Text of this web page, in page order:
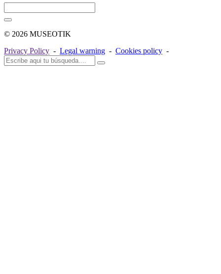
© 2026 MUSEOTIK
Privacy Policy - Legal warning - Cookies policy -